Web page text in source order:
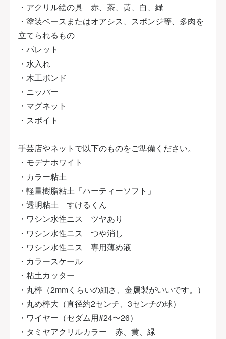
・アクリル絵の具 赤、茶、黄、白、緑
・塗装ベースまたはオアシス、スポンジ等、多肉を
立てられるもの
・パレット
・水入れ
・木工ボンド
・ニッパー
・マグネット
・スポイト
手芸店やネットで以下のものをご準備ください。
・モデナホワイト
・カラー粘土
・軽量樹脂粘土「ハーティーソフト」
・透明粘土 すけるくん
・ワシン水性ニス ツヤあり
・ワシン水性ニス つや消し
・ワシン水性ニス 専用薄め液
・カラースケール
・粘土カッター
・丸棒（2mmくらいの細さ、金属製がいいです。）
・丸め棒大（直径約2センチ、3センチの球）
・ワイヤー（セダム用#24〜26）
・タミヤアクリルカラー 赤、黄、緑